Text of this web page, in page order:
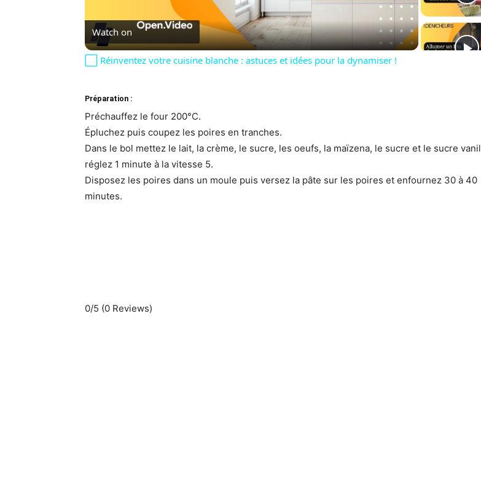
Video
Watch on
⬜️ Réinventez votre cuisine blanche : astuces et idées pour la dynamiser !
Préparation :
Préchauffez le four 200°C.
Épluchez puis coupez les poires en tranches.
Dans le bol mettez le lait, la crème, le sucre, les oeufs, la maïzena, le sucre et le sucre
réglez 1 minute à la vitesse 5.
Disposez les poires dans un moule puis versez la pâte sur les poires et enfournez 30 à 40
minutes.
0/5 (0 Reviews)